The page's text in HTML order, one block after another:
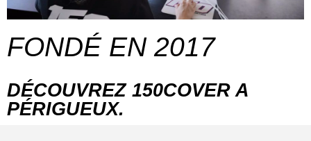
FONDÉ EN 2017
DÉCOUVREZ 150COVER A
PÉRIGUEUX.